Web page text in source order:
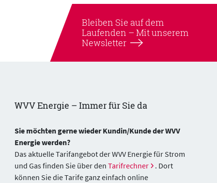
Bleiben Sie auf dem
Laufenden – Mit unserem
Newsletter
WVV Energie – Immer für Sie da
Sie möchten gerne wieder Kundin/Kunde der WVV
Energie werden?
Das aktuelle Tarifangebot der WVV Energie für Strom
und Gas finden Sie über den Tarifrechner
. Dort
können Sie die Tarife ganz einfach online